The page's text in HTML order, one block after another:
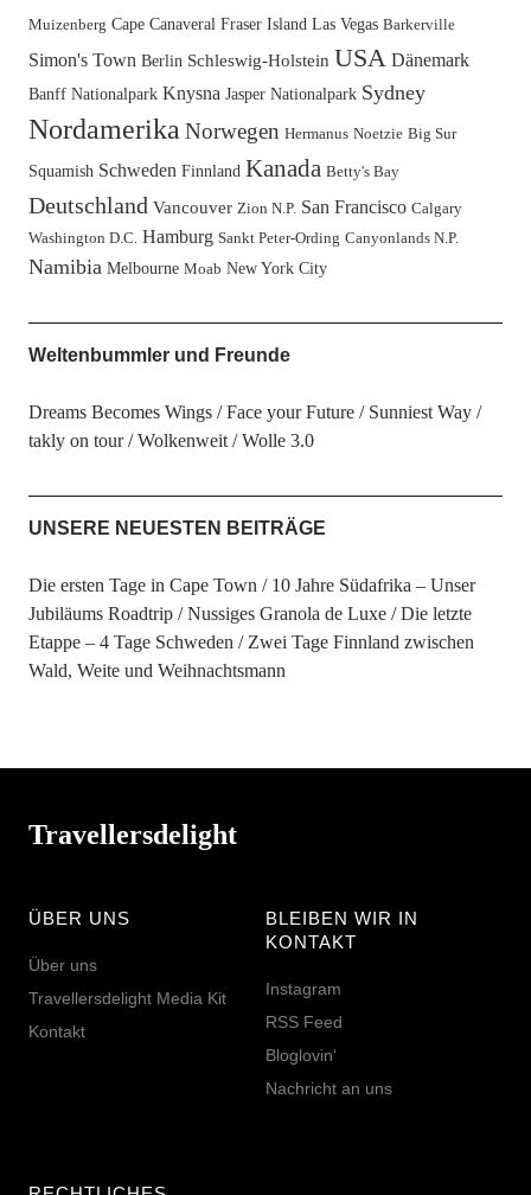
Muizenberg Cape Canaveral Fraser Island Las Vegas Barkerville
Simon's Town Berlin Schleswig-Holstein USA Dänemark
Banff Nationalpark Knysna Jasper Nationalpark Sydney
Nordamerika Norwegen Hermanus Noetzie Big Sur
Squamish Schweden Finnland Kanada Betty's Bay
Deutschland Vancouver Zion N.P. San Francisco Calgary
Washington D.C. Hamburg Sankt Peter-Ording Canyonlands N.P.
Namibia Melbourne Moab New York City
Weltenbummler und Freunde
Dreams Becomes Wings Face your Future
Sunniest Way
takly on tour
Wolkenweit Wolle 3.0
UNSERE NEUESTEN BEITRÄGE
Die ersten Tage in Cape Town
10 Jahre Südafrika – Unser
Jubiläums Roadtrip
Nussiges Granola de Luxe
Die letzte
Etappe – 4 Tage Schweden
Zwei Tage Finnland zwischen
Wald, Weite und Weihnachtsmann
Travellersdelight
ÜBER UNS
Über uns
Travellersdelight Media Kit
Kontakt
BLEIBEN WIR IN
KONTAKT
Instagram
RSS Feed
Bloglovin‘
Nachricht an uns